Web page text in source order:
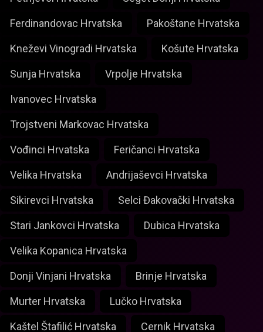
Ferdinandovac Hrvatska Pakoštane Hrvatska
Kneževi Vinogradi Hrvatska Košute Hrvatska
Sunja Hrvatska Vrpolje Hrvatska
Ivanovec Hrvatska
Trojstveni Markovac Hrvatska
Vođinci Hrvatska Feričanci Hrvatska
Velika Hrvatska Andrijaševci Hrvatska
Sikirevci Hrvatska Selci Đakovački Hrvatska
Stari Jankovci Hrvatska Dubica Hrvatska
Velika Kopanica Hrvatska
Donji Vinjani Hrvatska Brinje Hrvatska
Murter Hrvatska Lučko Hrvatska
Kaštel Štafilić Hrvatska Cernik Hrvatska